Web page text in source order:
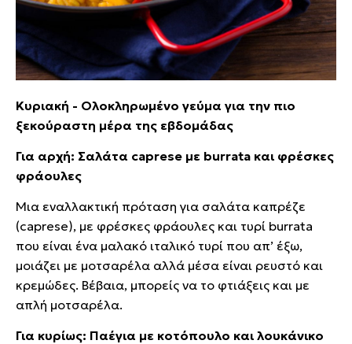
Κυριακή - Ολοκληρωμένο γεύμα για την πιο
ξεκούραστη μέρα της εβδομάδας
Για αρχή: Σαλάτα caprese με burrata και φρέσκες
φράουλες
Μια εναλλακτική πρόταση για σαλάτα καπρέζε
(caprese), με φρέσκες φράουλες και τυρί burrata
που είναι ένα μαλακό ιταλικό τυρί που απ’ έξω,
μοιάζει με μοτσαρέλα αλλά μέσα είναι ρευστό και
κρεμώδες. Βέβαια, μπορείς να το φτιάξεις και με
απλή μοτσαρέλα.
Για κυρίως: Παέγια με κοτόπουλο και λουκάνικο